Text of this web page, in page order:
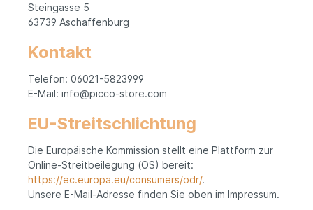
Steingasse 5
63739 Aschaffenburg
Kontakt
Telefon: 06021-5823999
E-Mail: info@picco-store.com
EU-Streitschlichtung
Die Europäische Kommission stellt eine Plattform zur
Online-Streitbeilegung (OS) bereit:
https://ec.europa.eu/consumers/odr/.
Unsere E-Mail-Adresse finden Sie oben im Impressum.